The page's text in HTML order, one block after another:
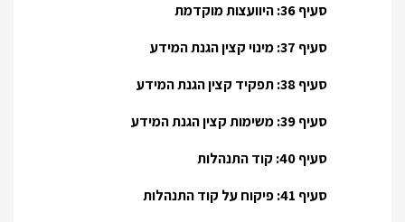
סעיף 36: היוועצות מוקדמת
סעיף 37: מינוי קצין הגנת המידע
סעיף 38: תפקיד קצין הגנת המידע
סעיף 39: משימות קצין הגנת המידע
סעיף 40: קוד התנהלות
סעיף 41: פיקוח על קוד התנהלות